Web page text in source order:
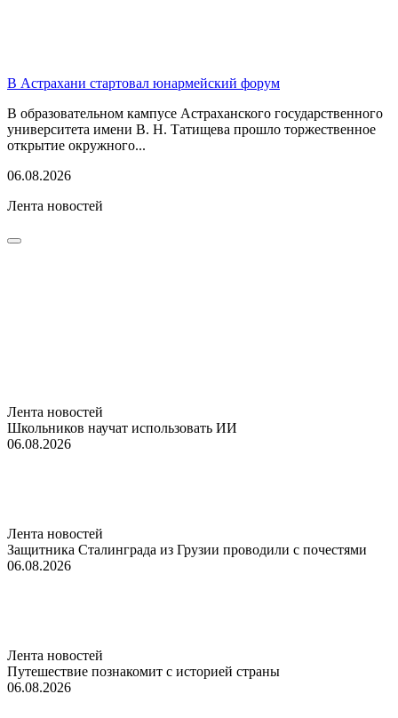
В Астрахани стартовал юнармейский форум
В образовательном кампусе Астраханского государственного
университета имени В. Н. Татищева прошло торжественное
открытие окружного...
06.08.2026
Лента новостей
Лента новостей
Школьников научат использовать ИИ
06.08.2026
Лента новостей
Защитника Сталинграда из Грузии проводили с почестями
06.08.2026
Лента новостей
Путешествие познакомит с историей страны
06.08.2026